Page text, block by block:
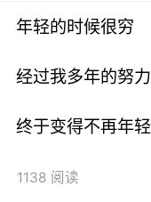
年轻的时候很穷
经过我多年的努力
终于变得不再年轻
1138 阅读